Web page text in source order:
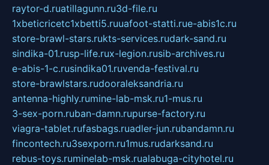
raytor-d.ruatillagunn.ru3d-file.ru
1xbeticricetc1xbetti5.ruuafoot-statti.rue-abis1c.ru
store-brawl-stars.rukts-services.rudark-sand.ru
sindika-01.rusp-life.rux-legion.rusib-archives.ru
e-abis-1-c.rusindika01.ruvenda-festival.ru
store-brawlstars.rudooraleksandria.ru
antenna-highly.rumine-lab-msk.ru1-mus.ru
3-sex-porn.ruban-damn.rupurse-factory.ru
viagra-tablet.rufasbags.ruadler-jun.rubandamn.ru
fincontech.ru3sexporn.ru1mus.rudarksand.ru
rebus-toys.ruminelab-msk.rualabuga-cityhotel.ru